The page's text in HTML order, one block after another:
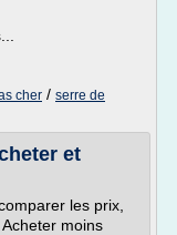
cher / serre de
et
les prix,
moins